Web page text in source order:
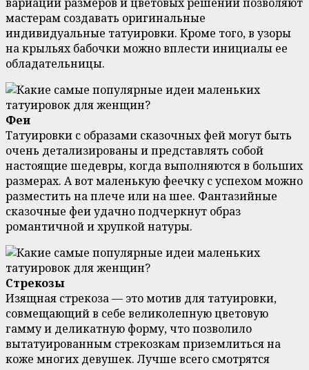
мастерам создавать оригинальные
индивидуальные татуировки. Кроме того, в узоры
на крыльях бабочки можно вплести инициалы ее
обладательницы.
Феи
Татуировки с образами сказочных фей могут быть
очень детализированы и представлять собой
настоящие шедевры, когда выполняются в больших
размерах. А вот маленькую феечку с успехом можно
разместить на плече или на шее. Фантазийные
сказочные феи удачно подчеркнут образ
романтичной и хрупкой натуры.
Стрекозы
Изящная стрекоза — это мотив для татуировки,
совмещающий в себе великолепную цветовую
гамму и деликатную форму, что позволило
вытатуированным стрекозкам приземлиться на
коже многих девушек. Лучше всего смотрятся